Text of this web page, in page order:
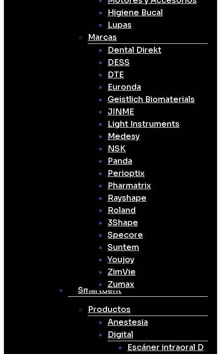
Higiene Bucal
Lupas
Marcas
Dental Direkt
DESS
DTE
Euronda
Geistlich Biomaterials
JINME
Light Instruments
Medesy
NSK
Panda
Perioptix
Pharmatrix
Rayshape
Roland
3Shape
Specore
Suntem
Youjoy
ZimVie
Zumax
Smartdent
Productos
Anestesia
Digital
Escáner intraoral D